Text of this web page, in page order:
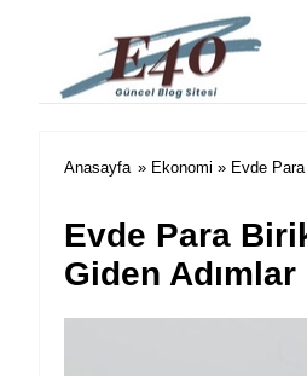
e40 Blog
Anasayfa » Ekonomi » Evde
Evde Para
Giden Adımlar